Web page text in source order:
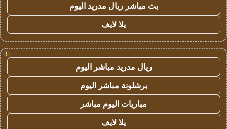
بث مباشر ريال مدريد اليوم
يلا لايف
!
ريال مدريد مباشر اليوم
برشلونة مباشر اليوم
مباريات اليوم مباشر
يلا لايف